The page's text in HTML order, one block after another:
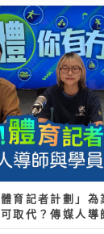
體育記者計劃」
取代？傳媒人導